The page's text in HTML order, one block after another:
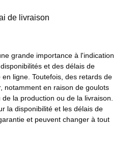
de livraison
grande importance à l'indication
et des délais de
ligne. Toutefois, des retards de
notamment en raison de goulots
la production ou de la livraison.
la disponibilité et les délais de
et peuvent changer à tout